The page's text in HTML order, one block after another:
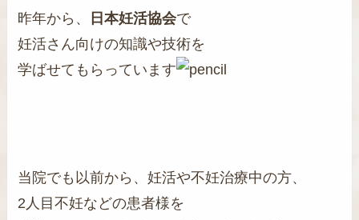
昨年から、 日本妊活協会で
妊活さん向けの知識や技術を
学ばせてもらっています
当院でも以前から、妊活や不妊治療中の方、
2人目不妊などの患者様を